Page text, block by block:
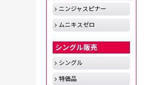
ニンジャスピナー
ムニキスゼロ
シングル販売
シングル
特価品